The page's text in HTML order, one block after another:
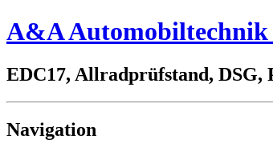
A&A Automobiltechnik
EDC17, Allradprüfstand, DSG,
Navigation